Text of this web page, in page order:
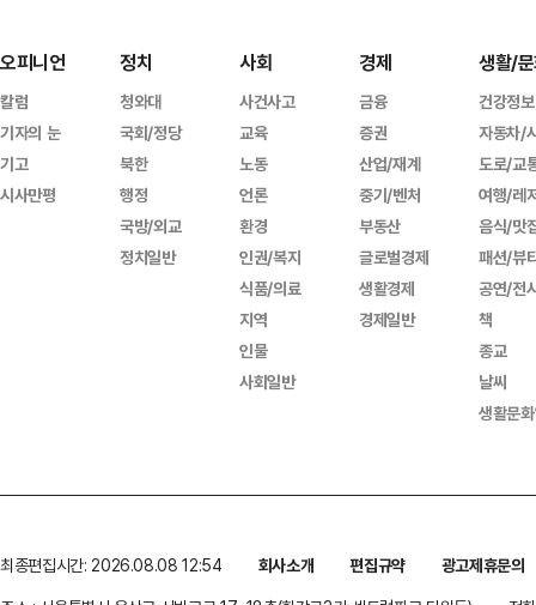
오피니언
칼럼
기자의 눈
기고
시사만평
정치
청와대
국회/정당
북한
행정
국방/외교
정치일반
사회
사건사고
교육
노동
언론
환경
인권/복지
식품/의료
지역
인물
사회일반
경제
금융
증권
산업/재계
중기/벤처
부동산
글로벌경제
생활경제
경제일반
생활/
건강정보
자동차/
도로/교
여행/레
음식/맛
패션/뷰
공연/전
책
종교
날씨
생활문
최종편집시간: 2026.08.08 12:54 회사소개 편집규약
광고제휴문의